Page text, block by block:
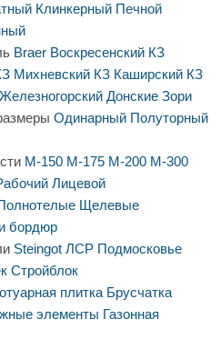
Клинкерный Печной
Braer Воскресенский КЗ
Михневский КЗ Каширский КЗ
Железногорский Донские Зори
Одинарный Полуторный
М-150 М-175 М-200 М-300
Лицевой
Щелевые
бордюр
Steingot ЛСР Подмосковье
Стройблок
плитка Брусчатка
элементы Газонная